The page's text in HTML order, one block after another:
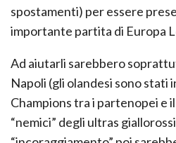
spostamenti) per essere
importante partita di Europa
Ad aiutarli sarebbero
Napoli (gli olandesi sono stati
Champions tra i partenopei e
“nemici” degli ultras